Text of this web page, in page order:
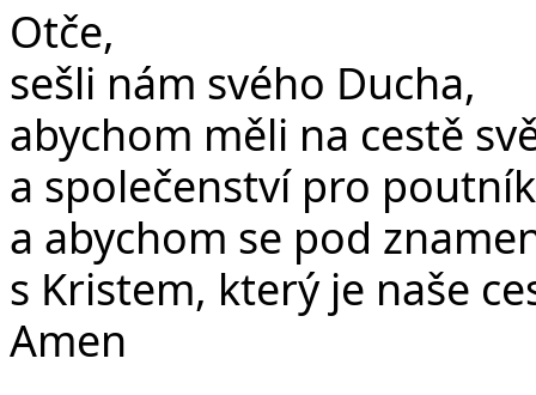
Otče,
sešli nám svého Ducha,
abychom měli na cestě
a společenství pro
a abychom se pod
s Kristem, který je naše
Amen